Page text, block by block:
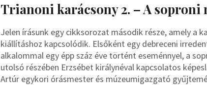
Trianoni karácsony 2. – A soproni
Jelen írásunk egy cikksorozat második része, amely a
kiállításhoz kapcsolódik. Elsőként egy debreceni
alkalommal egy épp száz éve történt eseménnyel, a
utolsó részében Erzsébet királynéval kapcsolatos
Artúr egykori órásmester és múzeumigazgató